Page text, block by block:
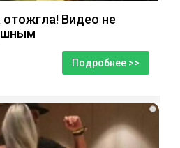
отожгла! Видео не
Подробнее >>
i